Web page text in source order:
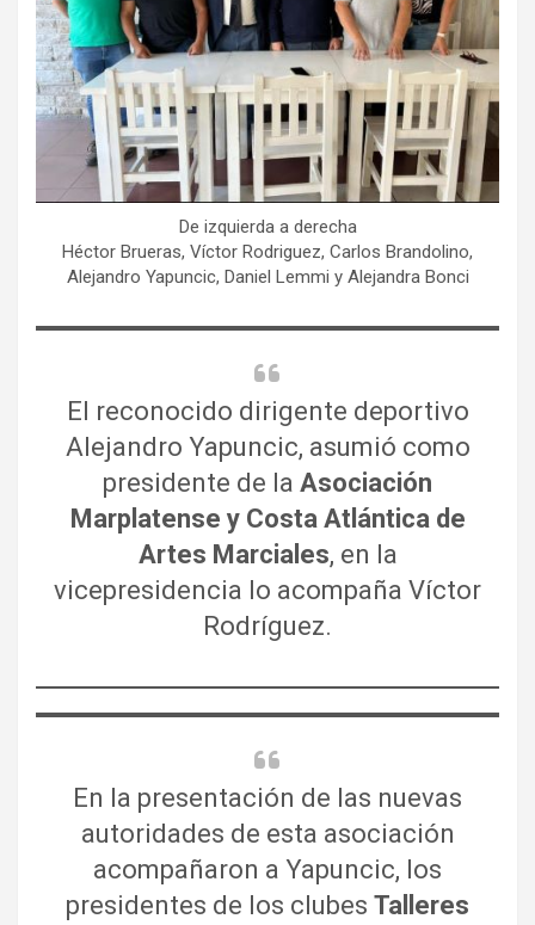
De izquierda a derecha
Héctor Brueras, Víctor Rodriguez, Carlos Brandolino,
Alejandro Yapuncic, Daniel Lemmi y Alejandra Bonci
El reconocido dirigente deportivo
Alejandro Yapuncic, asumió como
presidente de la Asociación
Marplatense y Costa Atlántica de
Artes Marciales, en la
vicepresidencia lo acompaña Víctor
Rodríguez.
En la presentación de las nuevas
autoridades de esta asociación
acompañaron a Yapuncic, los
presidentes de los clubes Talleres